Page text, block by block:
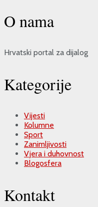
O nama
Hrvatski portal za dijalog
Kategorije
Vijesti
Kolumne
Sport
Zanimljivosti
Vjera i duhovnost
Blogosfera
Kontakt